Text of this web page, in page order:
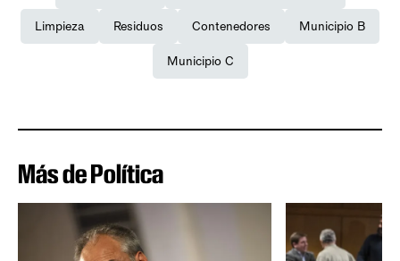
Limpieza Residuos Contenedores Municipio B
Municipio C
Más de Política